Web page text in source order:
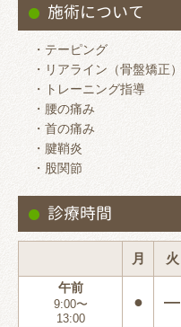
施術について
・テーピング
・リアライン（骨盤矯正）
・トレーニング指導
・腰の痛み
・首の痛み
・腱鞘炎
・股関節
診療時間
月 火
午前
9:00〜
13:00
● ―